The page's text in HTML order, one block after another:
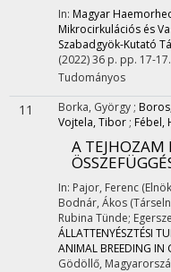
In: Magyar
Mikrocirkulációs és
Szabadgyök-Kutató
(2022)36 p. pp. 17-
Tudományos
11 Borka, György ;
Vojtela, Tibor ; Fébel,
A TEJHOZAM
In: Pajor, Ferenc
Bodnár, Ákos
Rubina Tünde;
ÁLLATTENYÉSZTÉSI
ANIMAL BREEDING IN
Gödöllő,